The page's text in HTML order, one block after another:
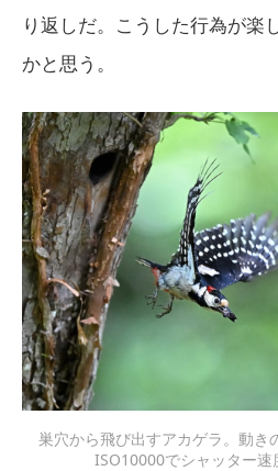
り返しだ。こうした行為が楽
かと思う。
巣穴から飛び出すアカゲラ。動き
ISO10000でシャッター